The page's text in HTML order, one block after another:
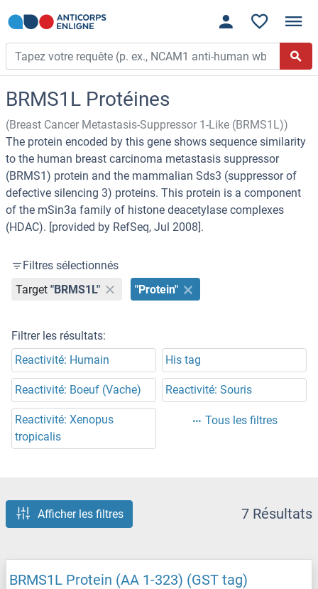
BRMS1L Protéines
(Breast Cancer Metastasis-Suppressor 1-Like (BRMS1L))
The protein encoded by this gene shows sequence similarity
to the human breast carcinoma metastasis suppressor
(BRMS1) protein and the mammalian Sds3 (suppressor of
defective silencing 3) proteins. This protein is a component
of the mSin3a family of histone deacetylase complexes
(HDAC). [provided by RefSeq, Jul 2008].
Filtres sélectionnés
Target "BRMS1L" "Protein"
Filtrer les résultats:
Reactivité: Humain
His tag
Reactivité: Boeuf (Vache) Reactivité: Souris
Reactivité: Xenopus
tropicalis
Tous les filtres
Afficher les filtres 7 Résultats
BRMS1L Protein (AA 1-323) (GST tag)